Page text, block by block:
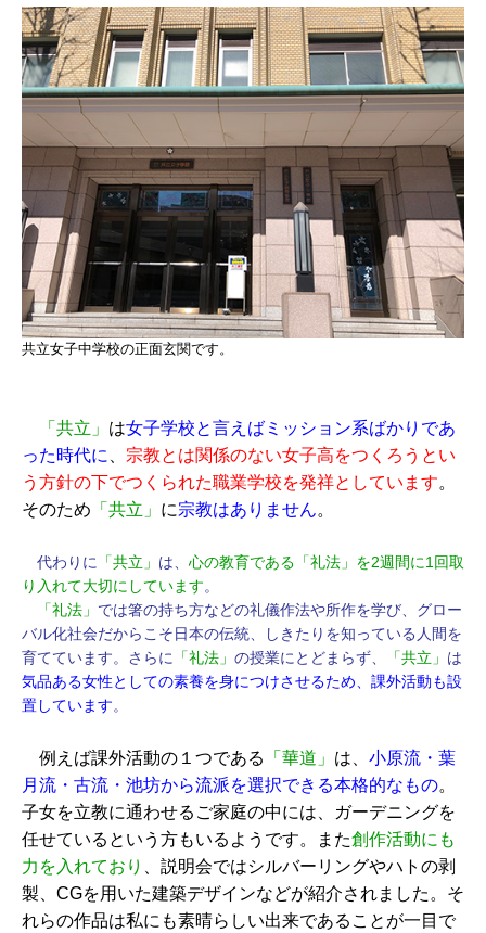
共立女子中学校の正面玄関です。
「共立」 は女子学校と言えばミッション系ばかりであ
った時代に
宗教とは関係のない女子高をつくろうとい
う方針の下でつくられた職業学校を発祥としています。
そのため 「共立」 に宗教はありません。
代わりに 「共立」 は、 心の教育である「礼法」を2週間に1回取
り入れて大切にしています。
「礼法」 では箸の持ち方などの礼儀作法や所作を学び、グロー
バル化社会だからこそ日本の伝統、しきたりを知っている人間を
育てています。さらに
「礼法 」 の授業にとどまらず、 「共立」 は
気品ある女性としての素養を身につけさせるため、課外活動も設
置しています。
例えば課外活動の１つである 「華道」 は、 小原流・葉
月流・古流・池坊から流派を選択できる本格的なもの。
子女を立教に通わせるご家庭の中には、ガーデニングを
任せているという方もいるようです。また創作活動にも
力を入れており
、説明会ではシルバーリングやハトの剥
製、CGを用いた建築デザインなどが紹介されました。そ
れらの作品は私にも素晴らしい出来であることが一目で